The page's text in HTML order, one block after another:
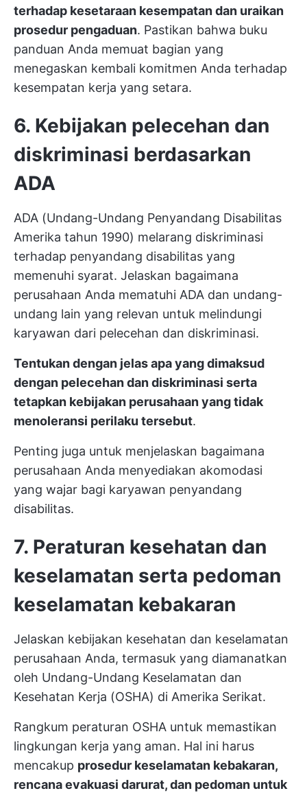
terhadap kesetaraan kesempatan dan uraikan
prosedur pengaduan. Pastikan bahwa buku
panduan Anda memuat bagian yang
menegaskan kembali komitmen Anda terhadap
kesempatan kerja yang setara.
6. Kebijakan pelecehan dan
diskriminasi berdasarkan
ADA
ADA (Undang-Undang Penyandang Disabilitas
Amerika tahun 1990) melarang diskriminasi
terhadap penyandang disabilitas yang
memenuhi syarat. Jelaskan bagaimana
perusahaan Anda mematuhi ADA dan undang-
undang lain yang relevan untuk melindungi
karyawan dari pelecehan dan diskriminasi.
Tentukan dengan jelas apa yang dimaksud
dengan pelecehan dan diskriminasi serta
tetapkan kebijakan perusahaan yang tidak
menoleransi perilaku tersebut.
Penting juga untuk menjelaskan bagaimana
perusahaan Anda menyediakan akomodasi
yang wajar bagi karyawan penyandang
disabilitas.
7. Peraturan kesehatan dan
keselamatan serta pedoman
keselamatan kebakaran
Jelaskan kebijakan kesehatan dan keselamatan
perusahaan Anda, termasuk yang diamanatkan
oleh Undang-Undang Keselamatan dan
Kesehatan Kerja (OSHA) di Amerika Serikat.
Rangkum peraturan OSHA untuk memastikan
lingkungan kerja yang aman. Hal ini harus
mencakup prosedur keselamatan kebakaran,
rencana evakuasi darurat, dan pedoman untuk